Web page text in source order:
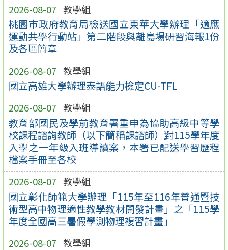
2026-08-07 教學組
桃園市政府教育局檢送國立東華大學辦理「適應
運動共學行動站」第二階段與離島場研習海報1份
及各區簡章
2026-08-07 教學組
國立高雄大學辦理泰語能力檢定CU-TFL
2026-08-07 教學組
教育部國民及學前教育署重申為協助高級中等學
校課程諮詢教師（以下簡稱課諮師）對115學年度
入學之一年級入班導讀案，本署已配送學習歷程
檔案手冊至各校
2026-08-07 教學組
國立彰化師範大學辦理「115年至116年普通暨技
術型高中物理適性教學教材開發計畫」之「115學
年度全國高三暑假學測物理複習計畫」
2026-08-07 教學組